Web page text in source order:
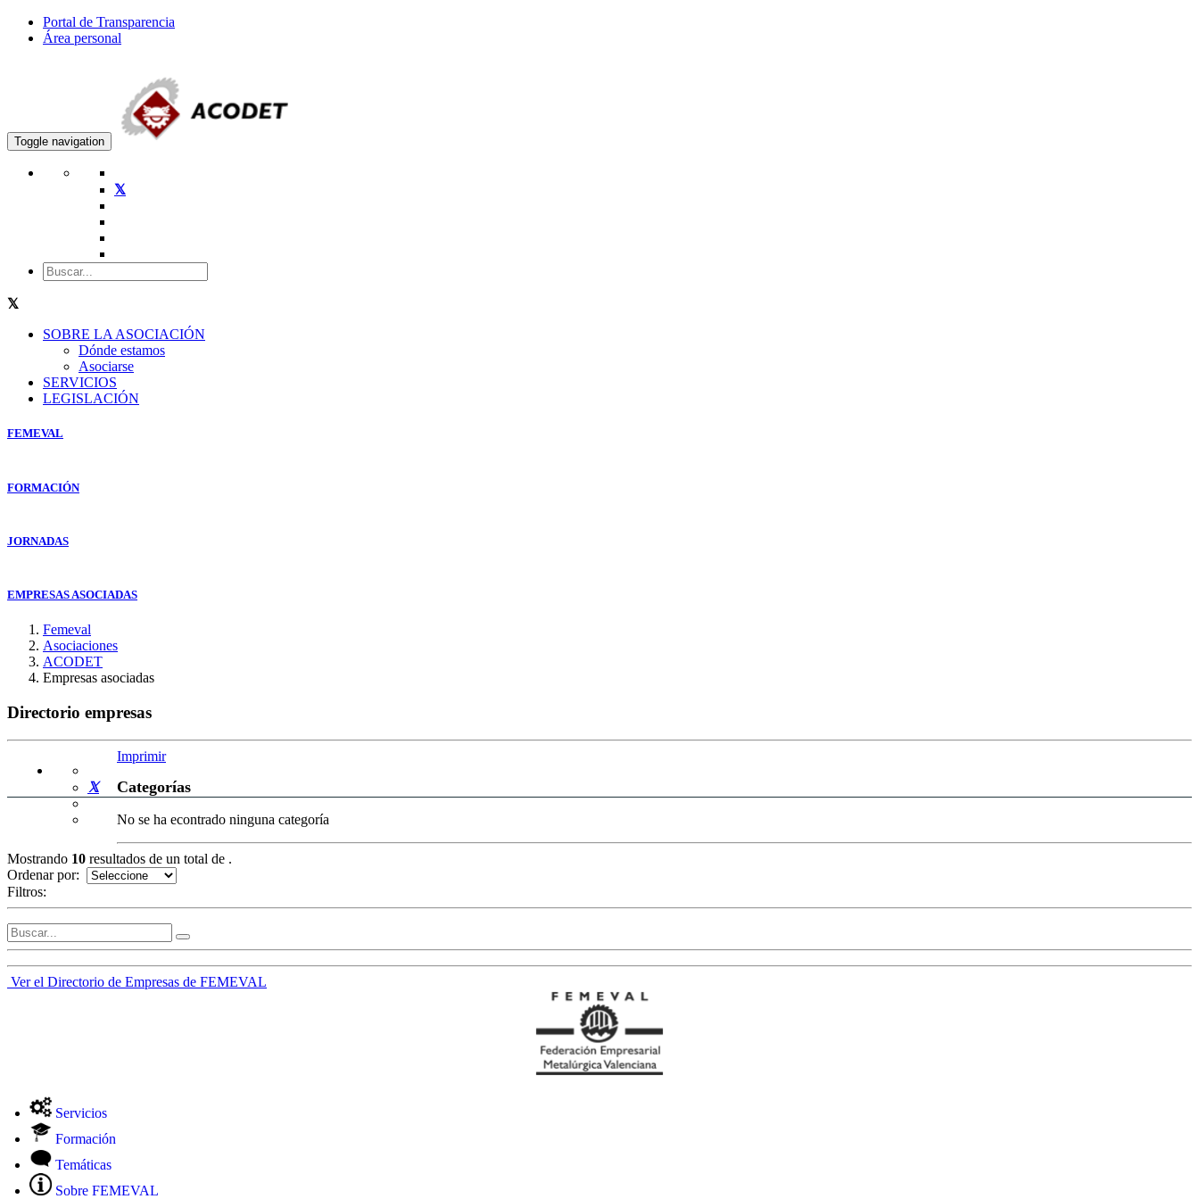
Portal de Transparencia
Área personal
Toggle navigation
SOBRE LA ASOCIACIÓN
Dónde estamos
Asociarse
SERVICIOS
LEGISLACIÓN
FEMEVAL
FORMACIÓN
JORNADAS
EMPRESAS ASOCIADAS
Femeval
Asociaciones
ACODET
Empresas asociadas
Directorio empresas
Imprimir
Categorías
No se ha econtrado ninguna categoría
Mostrando 10 resultados de un total de .
Ordenar por:
Filtros:
Ver el Directorio de Empresas de FEMEVAL
Servicios
Formación
Temáticas
Sobre FEMEVAL